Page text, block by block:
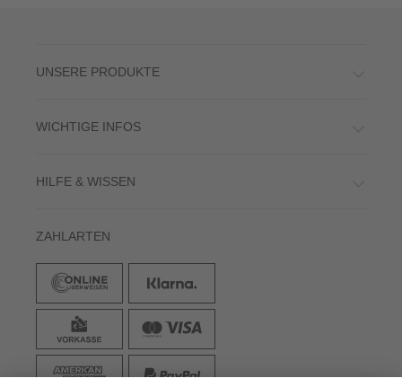
UNSERE PRODUKTE
WICHTIGE INFOS
HILFE & WISSEN
ZAHLARTEN